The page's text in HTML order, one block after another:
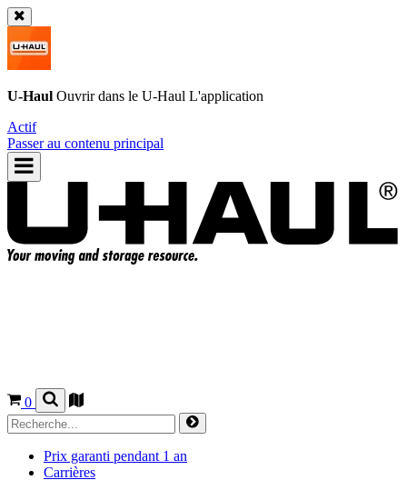
U-Haul Ouvrir dans le U-Haul L'application
Actif
Passer au contenu principal
0
Prix garanti pendant 1 an
Carrières